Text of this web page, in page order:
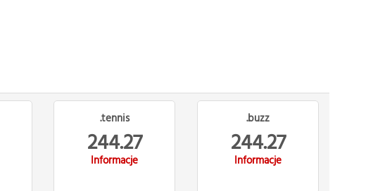
.tennis
244.27
Informacje
.buzz
244.27
Informacje